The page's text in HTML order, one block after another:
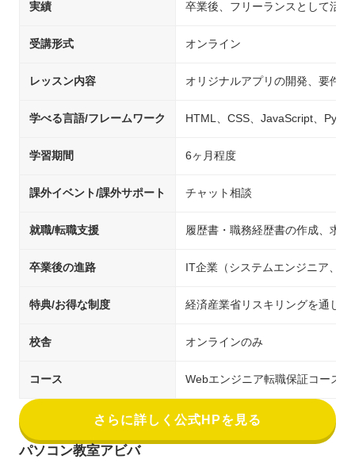
実績 卒業後、フリーランスとして活
受講形式 オンライン
レッスン内容 オリジナルアプリの開発、要件
学べる言語/フレームワーク HTML、CSS、JavaScript、
学習期間 6ヶ月程度
課外イベント/課外サポート チャット相談
就職/転職支援 履歴書・職務経歴書の作成、求
卒業後の進路 IT企業（システムエンジニア、
特典/お得な制度 経済産業省リスキリングを通じ
校舎 オンラインのみ
コース Webエンジニア転職保証コース
さらに詳しく公式HPを見る
パソコン教室アビバ